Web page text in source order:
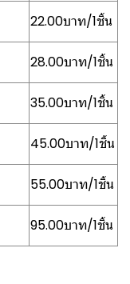
22.00บาท/1ชิ้น
28.00บาท/1ชิ้น
35.00บาท/1ชิ้น
45.00บาท/1ชิ้น
55.00บาท/1ชิ้น
95.00บาท/1ชิ้น